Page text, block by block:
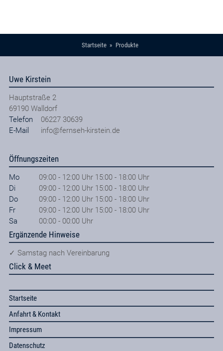
Startseite Produkte
Uwe Kirstein
Hauptstraße 2
69190 Walldorf
Telefon
06227 30639
E-Mail
info@fernseh-kirstein.de
Öffnungszeiten
Mo
09:00 - 12:00 Uhr 15:00 - 18:00 Uhr
Di
09:00 - 12:00 Uhr 15:00 - 18:00 Uhr
Do
09:00 - 12:00 Uhr 15:00 - 18:00 Uhr
Fr
09:00 - 12:00 Uhr 15:00 - 18:00 Uhr
Sa
00:00 - 00:00 Uhr
Ergänzende Hinweise
✓ Samstag nach Vereinbarung
Click & Meet
Startseite
Anfahrt & Kontakt
Impressum
Datenschutz